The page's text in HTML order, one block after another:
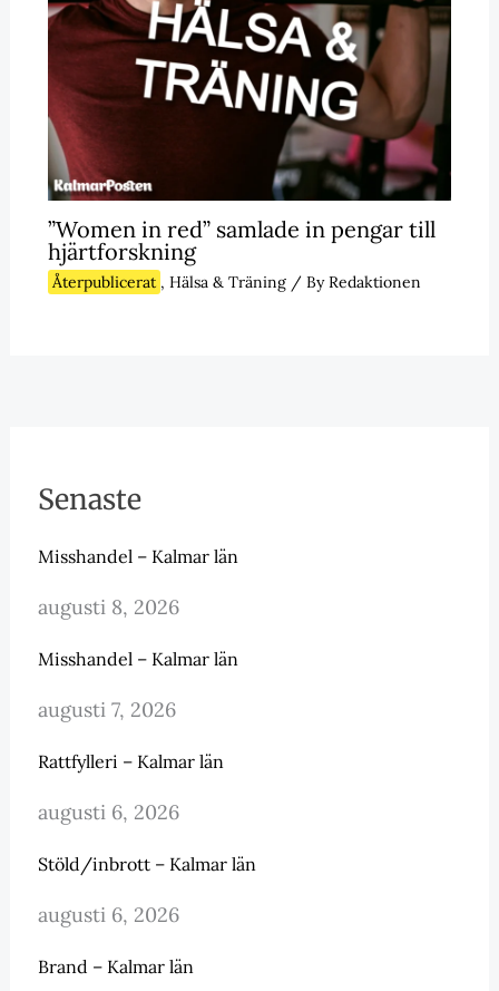
”Women in red” samlade in pengar till
hjärtforskning
Återpublicerat , Hälsa & Träning/ ByRedaktionen
Senaste
Misshandel – Kalmar län
augusti 8, 2026
Misshandel – Kalmar län
augusti 7, 2026
Rattfylleri – Kalmar län
augusti 6, 2026
Stöld/inbrott – Kalmar län
augusti 6, 2026
Brand – Kalmar län